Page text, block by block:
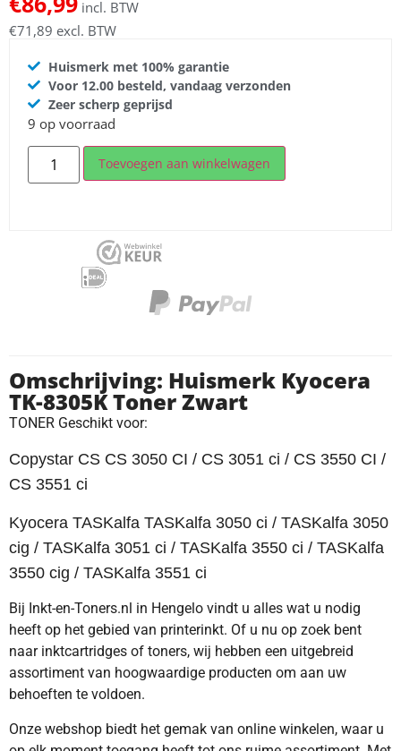
incl. BTW
€71,89 excl. BTW
Huismerk met 100% garantie
Voor 12.00 besteld, vandaag verzonden
Zeer scherp geprijsd
9 op voorraad
Toevoegen aan winkelwagen
Omschrijving: Huismerk Kyocera
TK-8305K Toner Zwart
TONER Geschikt voor:
Copystar CS CS 3050 CI / CS 3051 ci / CS 3550 CI /
CS 3551 ci
Kyocera TASKalfa TASKalfa 3050 ci / TASKalfa 3050
cig / TASKalfa 3051 ci / TASKalfa 3550 ci / TASKalfa
3550 cig / TASKalfa 3551 ci
Bij Inkt-en-Toners.nl in Hengelo vindt u alles wat u nodig
heeft op het gebied van printerinkt. Of u nu op zoek bent
naar inktcartridges of toners, wij hebben een uitgebreid
assortiment van hoogwaardige producten om aan uw
behoeften te voldoen.
Onze webshop biedt het gemak van online winkelen, waar u